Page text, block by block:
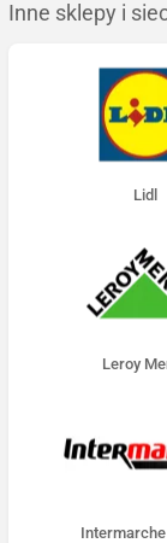
Inne sklepy i
Lidl
Leroy